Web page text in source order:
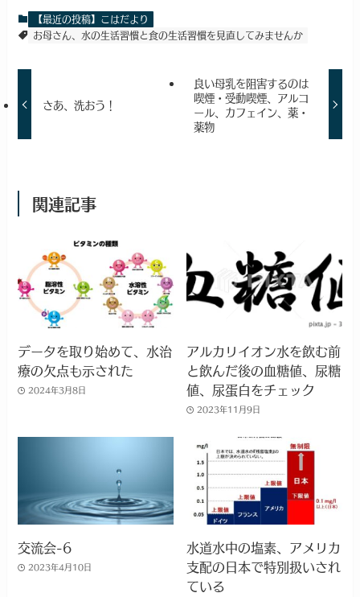
【最近の投稿】こはだより
お母さん、水の生活習慣と食の生活習慣を見直してみませんか
さあ、洗おう！
良い母乳を阻害するのは
喫煙・受動喫煙、アルコ
ール、カフェイン、薬・
薬物
関連記事
データを取り始めて、水治
療の欠点も示された
2024年3月8日
アルカリイオン水を飲む前
と飲んだ後の血糖値、尿糖
値、尿蛋白をチェック
2023年11月9日
交流会-6
2023年4月10日
水道水中の塩素、アメリカ
支配の日本で特別扱いされ
ている